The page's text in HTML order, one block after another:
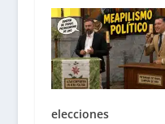
elecciones